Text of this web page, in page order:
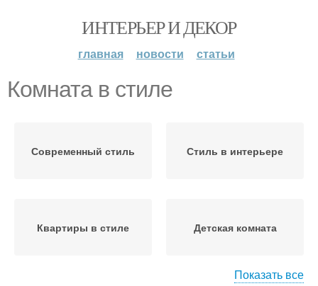
ИНТЕРЬЕР И ДЕКОР
главная новости статьи
Комната в стиле
Современный стиль Стиль в интерьере
Квартиры в стиле Детская комната
Показать все